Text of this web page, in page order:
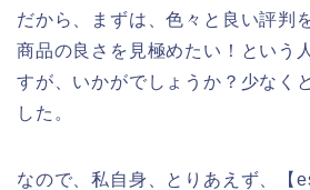
だから、まずは、色々と良い評判
商品の良さを見極めたい！という
すが、いかがでしょうか？少なく
した。
なので、私自身、とりあえず、